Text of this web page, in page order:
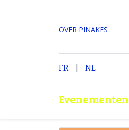
OVER PINAKES
FR | NL
Evenementen